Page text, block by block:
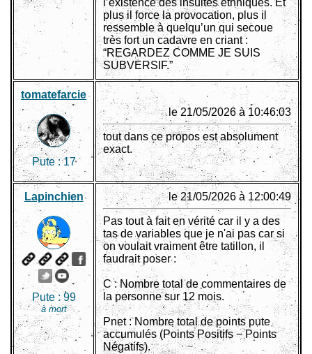
l’existence des insultes ethniques. Et
plus il force la provocation, plus il
ressemble à quelqu’un qui secoue
très fort un cadavre en criant :
“REGARDEZ COMME JE SUIS
SUBVERSIF.”
tomatefarcie
Pute :17
le 21/05/2026 à 10:46:03
tout dans ce propos est absolument
exact.
Lapinchien
Pute : 99
à mort
le 21/05/2026 à 12:00:49
Pas tout à fait en vérité car il y a des
tas de variables que je n'ai pas car si
on voulait vraiment être tatillon, il
faudrait poser :
C : Nombre total de commentaires de
la personne sur 12 mois.
Pnet : Nombre total de points pute
accumulés (Points Positifs − Points
Négatifs).